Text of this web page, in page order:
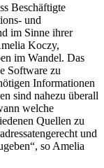
Beschäftigte
und
im Sinne ihrer
Koczy,
im Wandel. Das
Software zu
Informationen
sind nahezu überall
welche
Quellen zu
und
so Amelia